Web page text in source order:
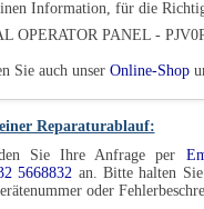
Information, für die
OPERATOR PANEL -
Sie auch unser Online-Shop
Reparaturablauf:
Sie Ihre Anfrage per
5668832 an. Bitte halten
oder